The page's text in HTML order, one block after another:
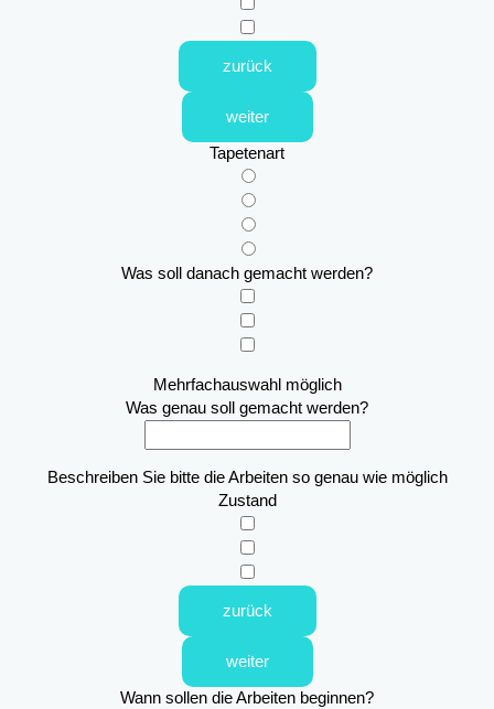
zurück
weiter
Tapetenart
Was soll danach gemacht werden?
Mehrfachauswahl möglich
Was genau soll gemacht werden?
Beschreiben Sie bitte die Arbeiten so genau wie möglich
Zustand
zurück
weiter
Wann sollen die Arbeiten beginnen?